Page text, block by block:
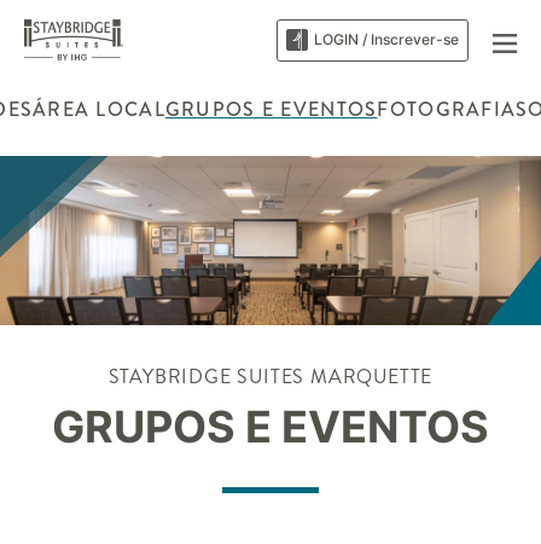
LOGIN / Inscrever-se
ÁREA LOCALGRUPOS E EVENTOSFOTOGRAFIAS
STAYBRIDGE SUITES MARQUETTE
GRUPOS E EVENTOS